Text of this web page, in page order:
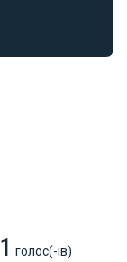
1 голос(-ів)